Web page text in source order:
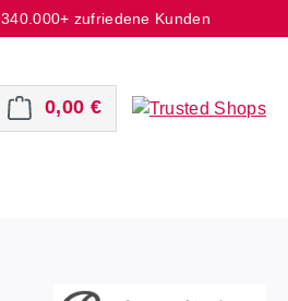
340.000+ zufriedene Kunden
0,00 €Warenkorb enthält 0